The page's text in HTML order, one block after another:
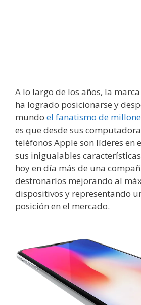
A lo largo de los años, la
ha logrado posicionarse y
mundo el fanatismo de
es que desde sus
teléfonos Apple son líderes en
sus inigualables
hoy en día más de una
destronarlos mejorando al
dispositivos y representando
posición en el mercado.